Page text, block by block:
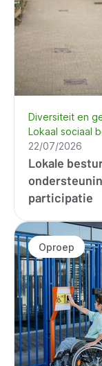
Lokale
participatie
Diversiteit en
Lokaal sociaal
22/07/2026
Oproep